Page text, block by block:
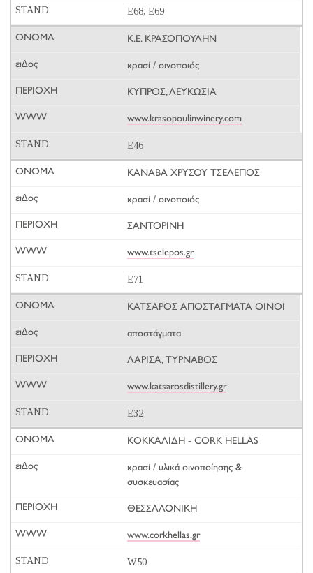
E68, E69
Κ.Ε. ΚΡΑΣΟΠΟΥΛΗΝ
κρασί / οινοποιός
ΚΥΠΡΟΣ, ΛΕΥΚΩΣΙΑ
www.krasopoulinwinery.com
E46
ΚΑΝΑΒΑ ΧΡΥΣΟΥ ΤΣΕΛΕΠΟΣ
κρασί / οινοποιός
ΣΑΝΤΟΡΙΝΗ
www.tselepos.gr
E71
ΚΑΤΣΑΡΟΣ ΑΠΟΣΤΑΓΜΑΤΑ ΟΙΝΟΙ
αποστάγματα
ΛΑΡΙΣΑ, ΤΥΡΝΑΒΟΣ
www.katsarosdistillery.gr
E32
ΚΟΚΚΑΛΙΔΗ - CORK HELLAS
κρασί / υλικά οινοποίησης &
συσκευασίας
ΘΕΣΣΑΛΟΝΙΚΗ
www.corkhellas.gr
W50